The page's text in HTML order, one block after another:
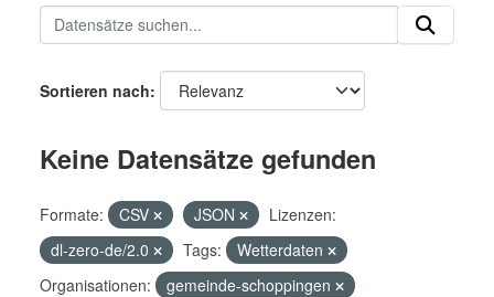
Sortieren nach
Keine Datensätze gefunden
Formate: CSV JSON
Lizenzen:
dl-zero-de/2.0
Tags:
Wetterdaten
Organisationen:
gemeinde-schoppingen